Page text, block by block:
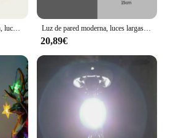
Luz de techo bohemia de ratán, luces de techo de cerrado con diseño colgante tejido a mano de mediados de siglo, Base de madera de montaje empotrado Luz de pared moderna, luces largas decorativas nórdicas para sala de estar, pasillo, luz de techo, accesorios de iluminación para decoración del hogar
20,89€